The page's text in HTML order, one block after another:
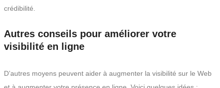
crédibilité.
Autres conseils pour améliorer votre
visibilité en ligne
D’autres moyens peuvent aider à augmenter la visibilité sur le Web